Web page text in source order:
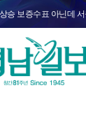
상승 보증수표 아닌데